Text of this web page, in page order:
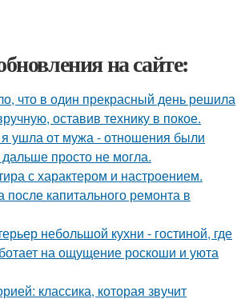
на сайте:
что в один прекрасный день решила
оставив технику в покое.
ушла от мужа - отношения были
просто не могла.
с характером и настроением.
после капитального ремонта в
небольшой кухни - гостиной, где
на ощущение роскоши и уюта
классика, которая звучит